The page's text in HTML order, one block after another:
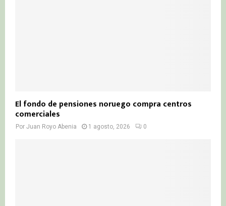
El fondo de pensiones noruego compra centros
comerciales
Por Juan Royo Abenia 1 agosto, 2026 0